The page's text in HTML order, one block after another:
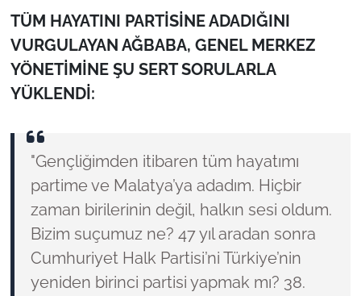
TÜM HAYATINI PARTİSİNE ADADIĞINI
VURGULAYAN AĞBABA, GENEL MERKEZ
YÖNETİMİNE ŞU SERT SORULARLA
YÜKLENDİ:
"Gençliğimden itibaren tüm hayatımı
partime ve Malatya’ya adadım. Hiçbir
zaman birilerinin değil, halkın sesi oldum.
Bizim suçumuz ne? 47 yıl aradan sonra
Cumhuriyet Halk Partisi’ni Türkiye’nin
yeniden birinci partisi yapmak mı? 38.